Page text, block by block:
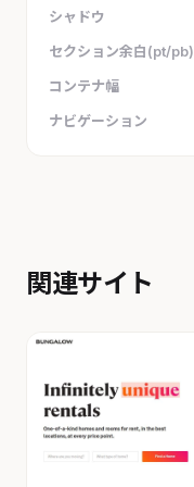
シャドウ
セクション余白(pt/pb)
コンテナ幅
ナビゲーション
関連サイト